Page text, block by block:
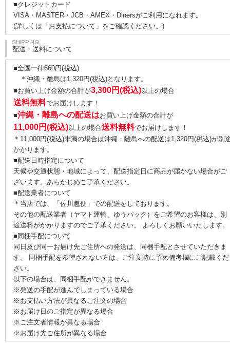
■クレジットカード
VISA・MASTER・JCB・AMEX・Dinersがご利用になれます。
(詳しくは 「お支払について」 をご確認ください。)
配送・送料について
■全国一律660円(税込)
＊沖縄・離島は1,320円(税込)となります。
■お買い上げ金額の合計が3,300円(税込)以上の場合
送料無料でお届けします！
■沖縄・離島への配送はお買い上げ金額の合計が
11,000円(税込)以上の場合送料無料でお届けします！
＊11,000円(税込)未満の場合は沖縄・離島への配送は1,320円(税込)が別
かかります。
■配送日時指定について
天候や交通状態・地域によって、配送指定日に商品が届かない場合がご
ざいます。あらかじめご了承ください。
■配送業者について
＊当店では、「佐川急便」での配送をしております。
その他の配送業者（ヤマト運輸、ゆうパック）をご希望のお客様は、別
途送料がかかりますのでご了承ください。 よろしくお願いいたします。
■同梱手配について
同日及び同一お届け先ご住所への発送は、同梱手配とさせていただきま
す。 同梱手配を希望されない方は、ご注文時に予め備考欄にご記載くだ
さい。
以下の場合は、同梱手配ができません。
※発送の手配が進んでしまっている場合
※お支払い方法が異なるご注文の場合
※お届け日のご指定が異なる場合
※ご注文者情報が異なる場合
※お届け先ご住所が異なる場合